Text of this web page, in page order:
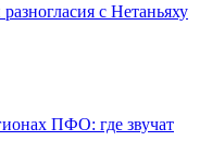
с Нетаньяху
ПФО: где звучат